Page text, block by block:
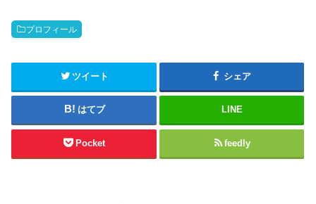
プロフィール
ツイート シェア
はてブ LINE
Pocket feedly